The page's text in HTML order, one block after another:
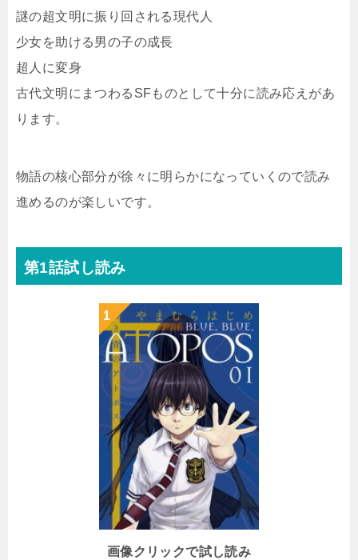
謎の超文明に振り回される現代人
少女を助ける男の子の成長
超人に変身
古代文明にまつわるSFものとして十分に読み応えがあ
ります。
物語の核心部分が徐々に明らかになっていくので読み
進めるのが楽しいです。
第1話試し読み
画像クリックで試し読み